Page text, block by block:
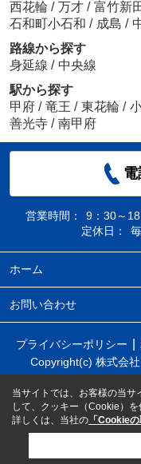
西花輪 / 万才 / 富竹新
石和町小石和 / 成島 /
路線から探す
身延線 / 中央線
駅から探す
甲府 / 竜王 / 東花輪 /
善光寺 / 南甲府
営業時間：
9：30～
定休日：
ホーム
お問い合わせ
プライバシーポリシー
Copyright(c) 株式会
当サイトでは、お客様の当サ
して、クッキー（Cookie）を
詳しくは、当社の 「Cookie